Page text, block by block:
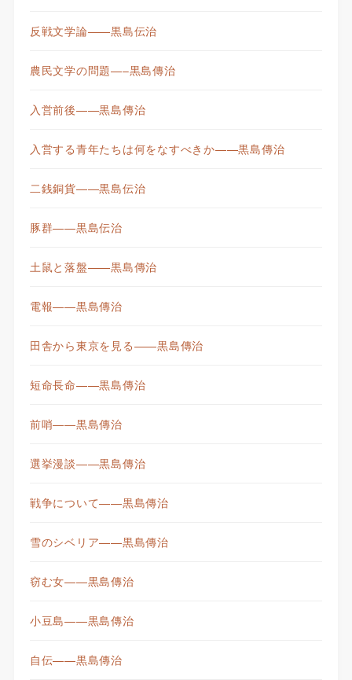
反戦文学論——黒島伝治
農民文学の問題—–黒島傳治
入営前後——黒島傳治
入営する青年たちは何をなすべきか——黒島傳治
二銭銅貨——黒島伝治
豚群——黒島伝治
土鼠と落盤——黒島傳治
電報——黒島傳治
田舎から東京を見る——黒島傳治
短命長命——黒島傳治
前哨——黒島傳治
選挙漫談——黒島傳治
戦争について——黒島傳治
雪のシベリア——黒島傳治
窃む女——黒島傳治
小豆島——黒島傳治
自伝——黒島傳治